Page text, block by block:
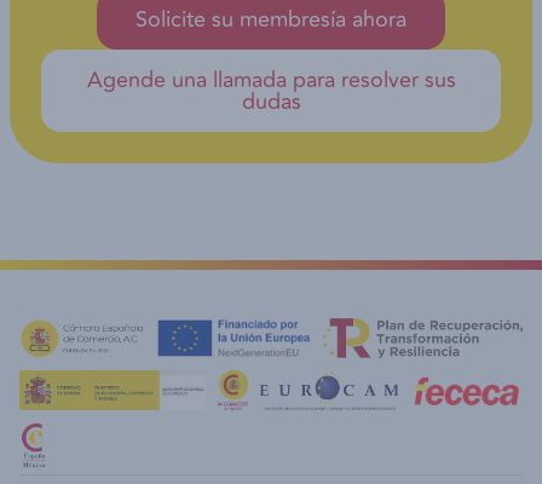
Solicite su membresía ahora
Agende una llamada para resolver sus
dudas